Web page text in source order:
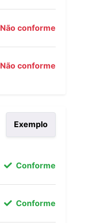
Não conforme
Não conforme
Exemplo
Conforme
Conforme